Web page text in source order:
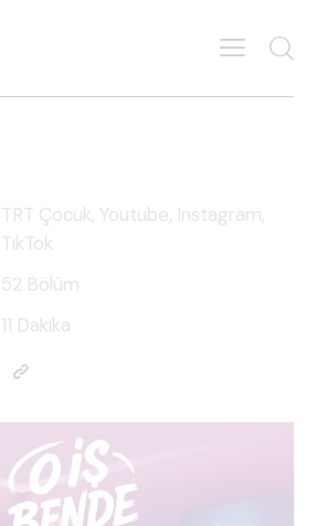
TRT Çocuk, Youtube, Instagram,
TikTok
52 Bölüm
11 Dakika